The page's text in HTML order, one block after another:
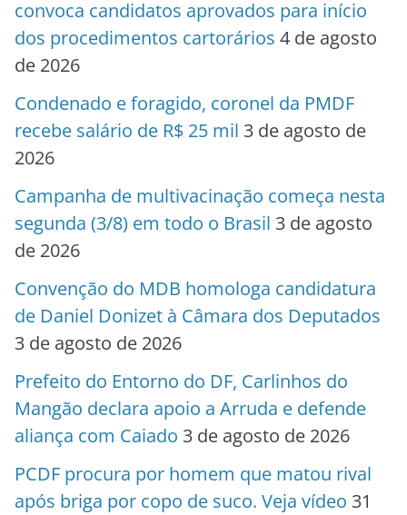
convoca candidatos aprovados para início
dos procedimentos cartorários 4 de agosto
de 2026
Condenado e foragido, coronel da PMDF
recebe salário de R$ 25 mil 3 de agosto de
2026
Campanha de multivacinação começa nesta
segunda (3/8) em todo o Brasil 3 de agosto
de 2026
Convenção do MDB homologa candidatura
de Daniel Donizet à Câmara dos Deputados
3 de agosto de 2026
Prefeito do Entorno do DF, Carlinhos do
Mangão declara apoio a Arruda e defende
aliança com Caiado 3 de agosto de 2026
PCDF procura por homem que matou rival
após briga por copo de suco. Veja vídeo 31